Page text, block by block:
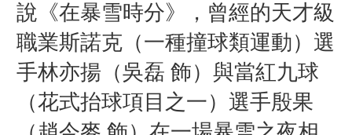
說《在暴雪時分》，曾經的天才級
職業斯諾克（一種撞球類運動）選
手林亦揚（吳磊 飾）與當紅九球
（花式抬球項目之一）選手殷果